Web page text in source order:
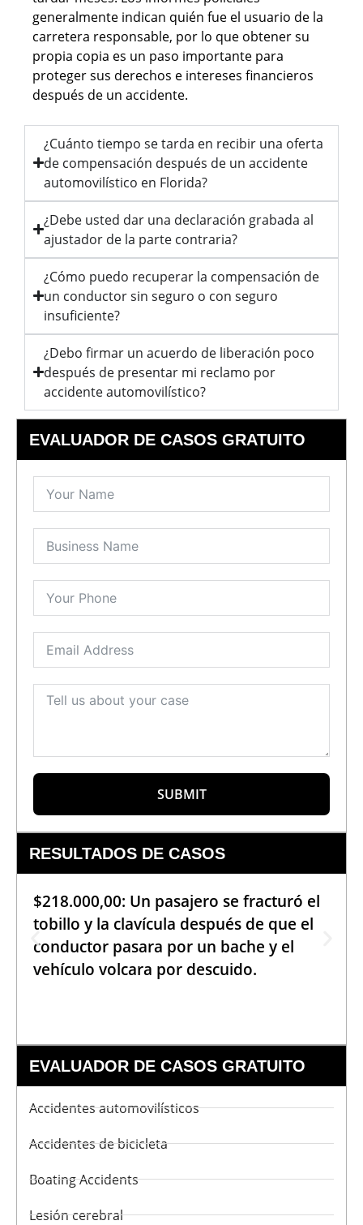
generalmente indican quién fue el usuario de la
carretera responsable, por lo que obtener su
propia copia es un paso importante para
proteger sus derechos e intereses financieros
después de un accidente.
¿Cuánto tiempo se tarda en recibir una oferta
de compensación después de un accidente
automovilístico en Florida?
¿Debe usted dar una declaración grabada al
ajustador de la parte contraria?
¿Cómo puedo recuperar la compensación de
un conductor sin seguro o con seguro
insuficiente?
¿Debo firmar un acuerdo de liberación poco
después de presentar mi reclamo por
accidente automovilístico?
EVALUADOR DE CASOS GRATUITO
SUBMIT
RESULTADOS DE CASOS
$218.000,00: Un pasajero se fracturó el
tobillo y la clavícula después de que el
conductor pasara por un bache y el
vehículo volcara por descuido.
EVALUADOR DE CASOS GRATUITO
Accidentes automovilísticos
Accidentes de bicicleta
Boating Accidents
Lesión cerebral